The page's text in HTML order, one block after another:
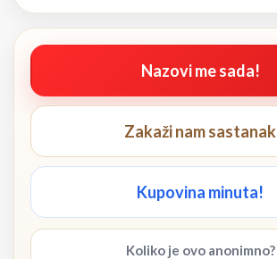
Nazovi me sada!
Zakaži nam sastanak
Kupovina minuta!
Koliko je ovo anonimno?